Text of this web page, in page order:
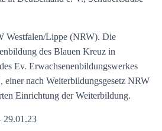
Westfalen/Lippe (NRW). Die
des Blauen Kreuz in
Ev. Erwachsenenbildungswerkes
einer nach Weiterbildungsgesetz NRW
Einrichtung der Weiterbildung.
29.01.23